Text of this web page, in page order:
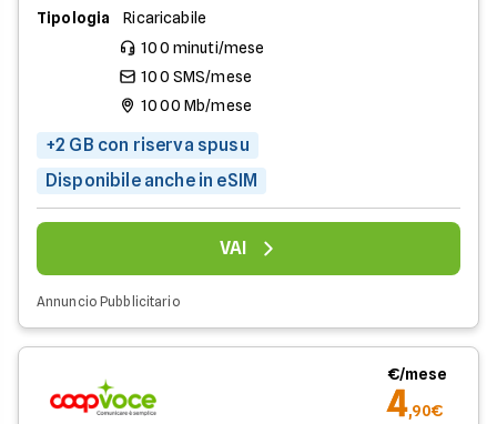
Tipologia
Ricaricabile
100 minuti/mese
100 SMS/mese
1000 Mb/mese
+2 GB con riserva spusu
Disponibile anche in eSIM
VAI
Annuncio Pubblicitario
€/mese
4,90€